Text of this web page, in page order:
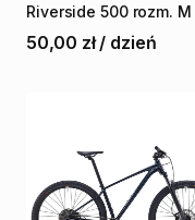
Riverside 500 rozm. M
50,00 zł / dzień